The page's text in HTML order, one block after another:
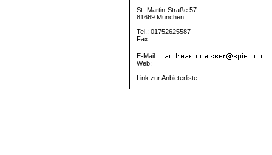
St.-Martin-Straße 57
81669 München
Tel.: 01752625587
Fax:
E-Mail:
Web:
Link zur Anbieterliste: